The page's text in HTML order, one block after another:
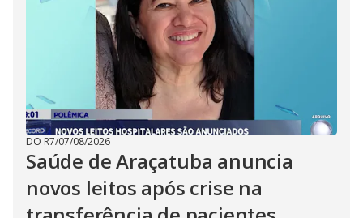
DO R7/07/08/2026
Saúde de Araçatuba anuncia
novos leitos após crise na